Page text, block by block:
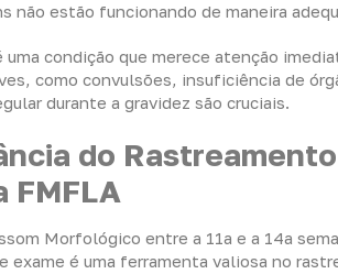
não estão funcionando de maneira
uma condição que merece atenção
como convulsões, insuficiência de
durante a gravidez são cruciais.
do
FMFLA
Morfológico entre a 11a e a 14a
exame é uma ferramenta valiosa no